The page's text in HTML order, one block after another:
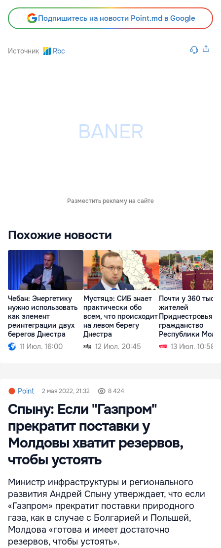
Подпишитесь на новости Point.md в Google
Источник Rbc
Разместить рекламу на сайте
Похожие новости
Чебан: Энергетику
нужно использовать
как элемент
реинтеграции двух
берегов Днестра
11 Июл. 16:00
Мустяцэ: СИБ знает
практически обо
всем, что происходит
на левом берегу
Днестра
12 Июл. 20:45
Почти у 360
жителей
Приднестровья
гражданство
Республики
13 Июл. 10:58
Point 2 мая 2022, 21:32 8 424
Спыну: Если "Газпром"
прекратит поставки у
Молдовы хватит резервов,
чтобы устоять
Министр инфраструктуры и регионального
развития Андрей Спыну утверждает, что если
«Газпром» прекратит поставки природного
газа, как в случае с Болгарией и Польшей,
Молдова «готова и имеет достаточно
резервов, чтобы устоять».